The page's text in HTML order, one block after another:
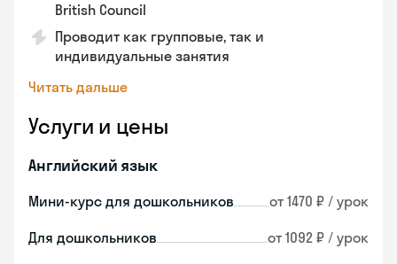
British Council
Проводит как групповые, так и
индивидуальные занятия
Читать дальше
Услуги и цены
Английский язык
Мини-курс для дошкольников от 1470 ₽ / урок
Для дошкольников от 1092 ₽ / урок